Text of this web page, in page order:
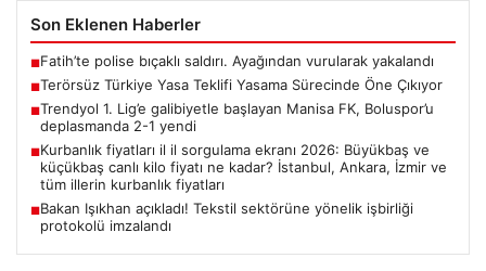
Son Eklenen Haberler
■Fatih’te polise bıçaklı saldırı. Ayağından vurularak yakalandı
■Terörsüz Türkiye Yasa Teklifi Yasama Sürecinde Öne Çıkıyor
■Trendyol 1. Lig’e galibiyetle başlayan Manisa FK, Boluspor’u
deplasmanda 2-1 yendi
■Kurbanlık fiyatları il il sorgulama ekranı 2026: Büyükbaş ve
küçükbaş canlı kilo fiyatı ne kadar? İstanbul, Ankara, İzmir ve
tüm illerin kurbanlık fiyatları
■Bakan Işıkhan açıkladı! Tekstil sektörüne yönelik işbirliği
protokolü imzalandı